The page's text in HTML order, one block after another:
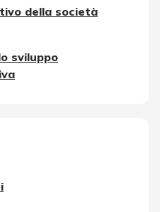
della società
sviluppo